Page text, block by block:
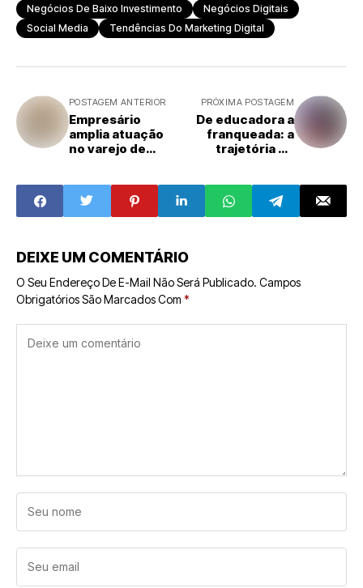
Negócios De Baixo Investimento
Negócios Digitais
Social Media
Tendências Do Marketing Digital
POSTAGEM ANTERIOR
Empresário
amplia atuação
no varejo de
milhão até o fim
de 2025 com a
Lebriju
PRÓXIMA POSTAGEM
De educadora a
franqueada: a
trajetória de
Turma da Mônica
DEIXE UM COMENTÁRIO
O Seu Endereço De E-Mail Não Será Publicado. Campos
Obrigatórios São Marcados Com *